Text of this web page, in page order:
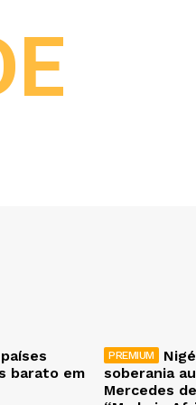
barato em
soberania
Mercedes